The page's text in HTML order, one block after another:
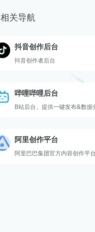
相关导航
抖音创作后台
抖音创作者后台
哔哩哔哩后台
B站后台，提供一键发布&数据
阿里创作平台
阿里巴巴集团官方内容创作平